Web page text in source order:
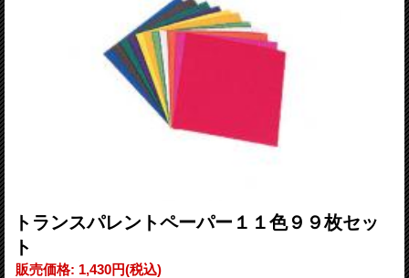
トランスパレントペーパー１１色９９枚セッ
ト
販売価格: 1,430円(税込)